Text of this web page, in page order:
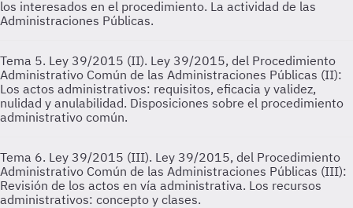
los interesados en el procedimiento. La actividad de las
Administraciones Públicas.
Tema 5. Ley 39/2015 (II). Ley 39/2015, del Procedimiento
Administrativo Común de las Administraciones Públicas (II):
Los actos administrativos: requisitos, eficacia y validez,
nulidad y anulabilidad. Disposiciones sobre el procedimiento
administrativo común.
Tema 6. Ley 39/2015 (III). Ley 39/2015, del Procedimiento
Administrativo Común de las Administraciones Públicas (III):
Revisión de los actos en vía administrativa. Los recursos
administrativos: concepto y clases.